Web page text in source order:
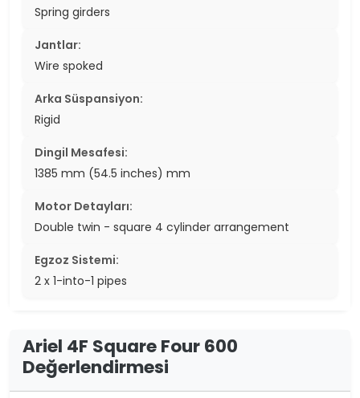
Spring girders
Jantlar:
Wire spoked
Arka Süspansiyon:
Rigid
Dingil Mesafesi:
1385 mm (54.5 inches) mm
Motor Detayları:
Double twin - square 4 cylinder arrangement
Egzoz Sistemi:
2 x 1-into-1 pipes
Ariel 4F Square Four 600
Değerlendirmesi